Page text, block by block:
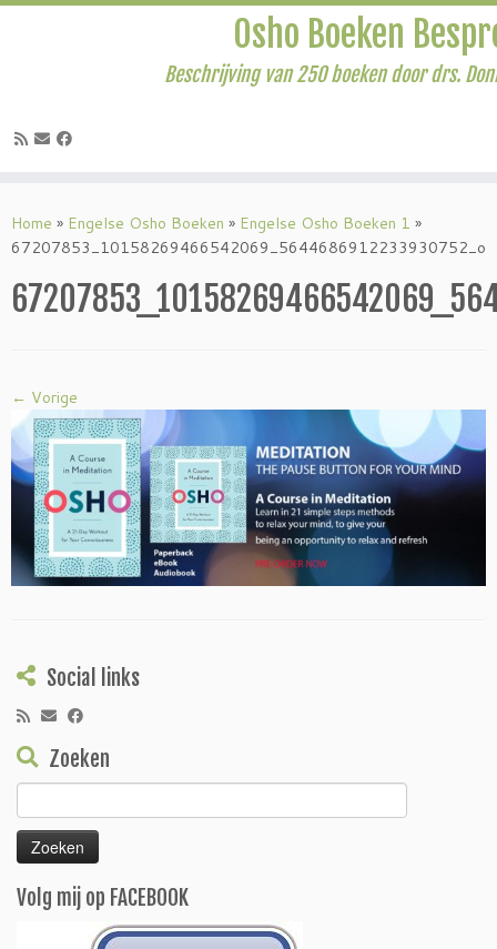
naar
inhoud
Osho Boeken
Beschrijving van 250 boeken door drs.
Home » Engelse Osho Boeken » Engelse Osho Boeken 1 »
67207853_10158269466542069_5644686912233930752_o
← Vorige
Social links
Zoeken
Zoeken
naar:
Volg mij op FACEBOOK